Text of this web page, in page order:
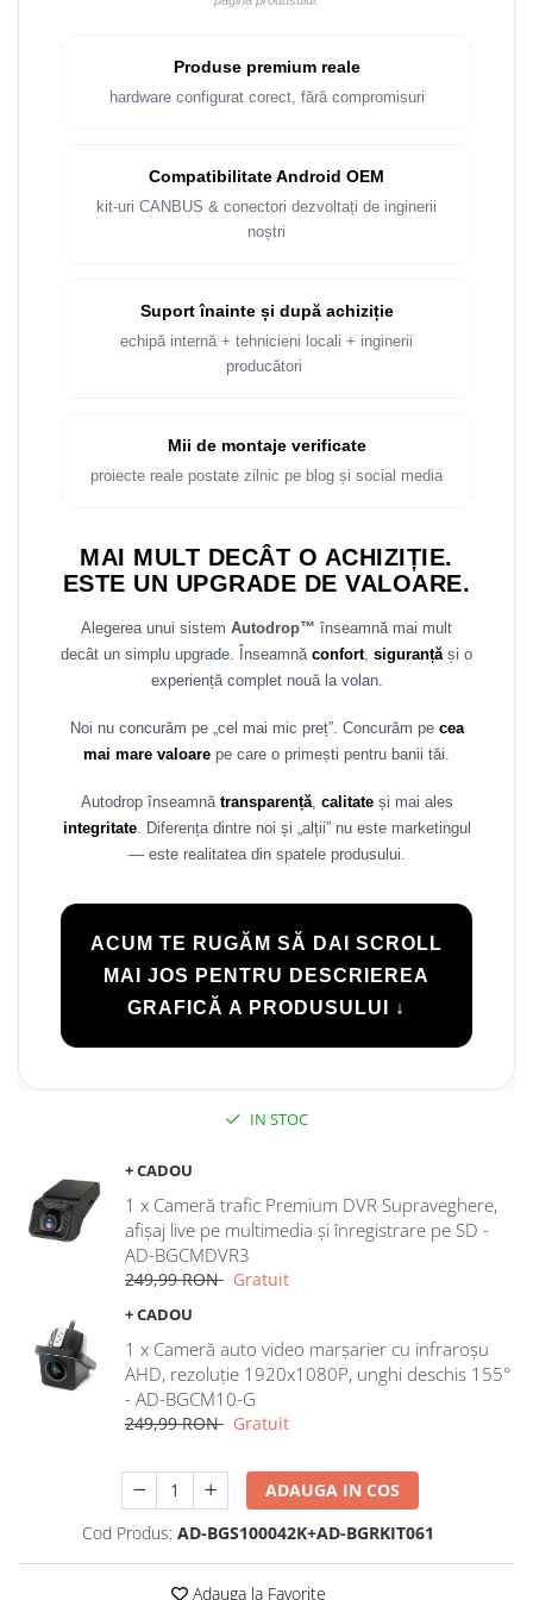
Rame adaptoare Audi
Rame adaptoare Seat
Rame adaptoare Honda
Rame adaptoare Peugeot
Rame adaptoare Daihatsu
Rame adaptoare Kia
Rame adaptoare Alfa Romeo
Rame adaptoare Fiat
Rame adaptoare Chevrolet
Rame adaptoare Mitsubishi
Rame adaptoare Jeep
Rame adaptoare Chrysler
Rame adaptoare Isuzu
Rame adaptoare Subaru
Rame adaptoare Iveco
Rame adaptoare Smart
Rame adaptoare Land Rover
Rame adaptoare Ssangyong
Rame adaptoare Hummer
Produse premium reale
hardware configurat corect, fără compromisuri
Compatibilitate Android OEM
kit-uri CANBUS & conectori dezvoltați de inginerii
noștri
Suport înainte și după achiziție
echipă internă + tehnicieni locali + inginerii
producători
Mii de montaje verificate
proiecte reale postate zilnic pe blog și social media
MAI MULT DECÂT O ACHIZIȚIE.
ESTE UN UPGRADE DE VALOARE.
Alegerea unui sistem Autodrop™ înseamnă mai mult
decât un simplu upgrade. Înseamnă confort, siguranțăși o
experiență complet nouă la volan.
Noi nu concurăm pe „cel mai mic preț”. Concurăm pe cea
mai mare valoare pe care o primești pentru banii tăi.
Autodrop înseamnă transparență, calitateși mai ales
integritate. Diferența dintre noi și „alții” nu este marketingul
— este realitatea din spatele produsului.
ACUM TE RUGĂM SĂ DAI SCROLL
MAI JOS PENTRU DESCRIEREA
GRAFICĂ A PRODUSULUI ↓
IN STOC
+ CADOU
1 x Cameră trafic Premium DVR Supraveghere,
afișaj live pe multimedia și înregistrare pe SD -
AD-BGCMDVR3
249,99 RON Gratuit
+ CADOU
1 x Cameră auto video marșarier cu infraroșu
AHD, rezoluție 1920x1080P, unghi deschis 155°
- AD-BGCM10-G
249,99 RON Gratuit
ADAUGA IN COS
Cod Produs: AD-BGS100042K+AD-BGRKIT061
Adauga la Favorite